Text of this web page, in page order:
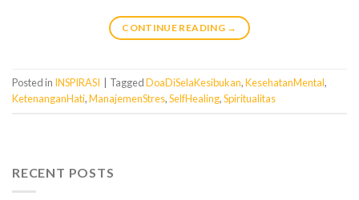
CONTINUE READING →
Posted in INSPIRASI TaggedDoaDiSelaKesibukan,KesehatanMental,
KetenanganHati,ManajemenStres,SelfHealing,Spiritualitas
RECENT POSTS